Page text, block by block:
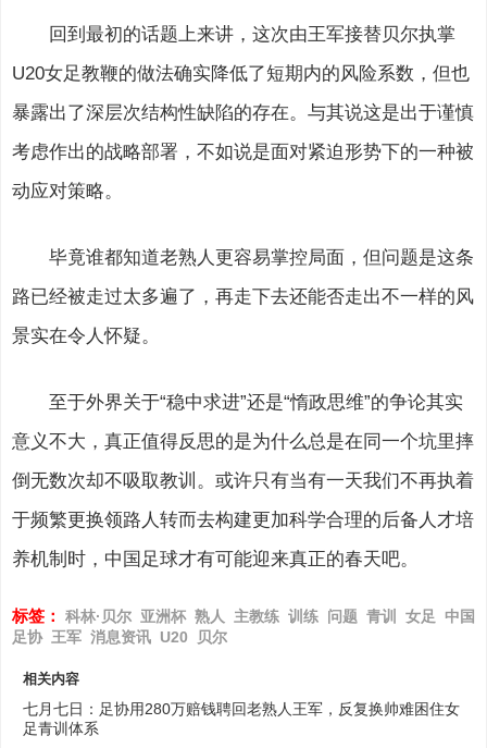
回到最初的话题上来讲，这次由王军接替贝尔执掌
U20女足教鞭的做法确实降低了短期内的风险系数，但也
暴露出了深层次结构性缺陷的存在。与其说这是出于谨慎
考虑作出的战略部署，不如说是面对紧迫形势下的一种被
动应对策略。
毕竟谁都知道老熟人更容易掌控局面，但问题是这条
路已经被走过太多遍了，再走下去还能否走出不一样的风
景实在令人怀疑。
至于外界关于“稳中求进”还是“惰政思维”的争论其实
意义不大，真正值得反思的是为什么总是在同一个坑里摔
倒无数次却不吸取教训。或许只有当有一天我们不再执着
于频繁更换领路人转而去构建更加科学合理的后备人才培
养机制时，中国足球才有可能迎来真正的春天吧。
标签： 科林·贝尔 亚洲杯 熟人 主教练 训练 问题 青训 女足
中国
足协 王军 消息资讯 U20 贝尔
相关内容
七月七日：足协用280万赔钱聘回老熟人王军，反复换帅难困住女
足青训体系